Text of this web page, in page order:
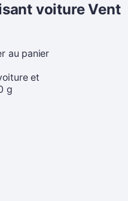
voiture Vent
au panier